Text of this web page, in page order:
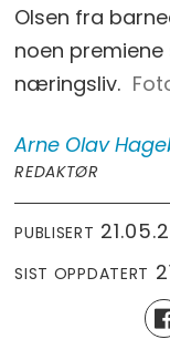
Olsen fra
noen
næringsliv.
Arne Olav
REDAKTØR
PUBLISERT
SIST OPPDATERT